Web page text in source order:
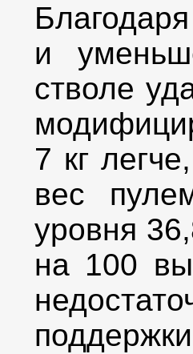
и
стволе
7 кг
вес
уровня
на 100